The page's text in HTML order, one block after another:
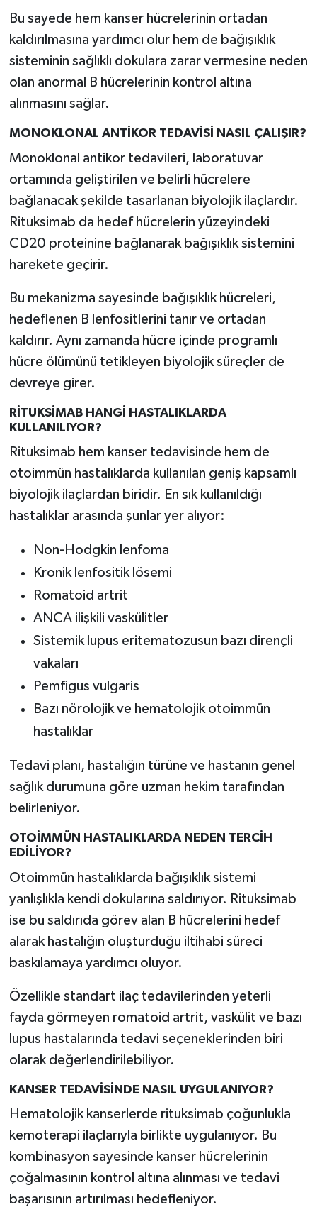
Bu sayede hem kanser hücrelerinin ortadan
kaldırılmasına yardımcı olur hem de bağışıklık
sisteminin sağlıklı dokulara zarar vermesine neden
olan anormal B hücrelerinin kontrol altına
alınmasını sağlar.
MONOKLONAL ANTİKOR TEDAVİSİ NASIL ÇALIŞIR?
Monoklonal antikor tedavileri, laboratuvar
ortamında geliştirilen ve belirli hücrelere
bağlanacak şekilde tasarlanan biyolojik ilaçlardır.
Rituksimab da hedef hücrelerin yüzeyindeki
CD20 proteinine bağlanarak bağışıklık sistemini
harekete geçirir.
Bu mekanizma sayesinde bağışıklık hücreleri,
hedeflenen B lenfositlerini tanır ve ortadan
kaldırır. Aynı zamanda hücre içinde programlı
hücre ölümünü tetikleyen biyolojik süreçler de
devreye girer.
RİTUKSİMAB HANGİ HASTALIKLARDA
KULLANILIYOR?
Rituksimab hem kanser tedavisinde hem de
otoimmün hastalıklarda kullanılan geniş kapsamlı
biyolojik ilaçlardan biridir. En sık kullanıldığı
hastalıklar arasında şunlar yer alıyor:
Non-Hodgkin lenfoma
Kronik lenfositik lösemi
Romatoid artrit
ANCA ilişkili vaskülitler
Sistemik lupus eritematozusun bazı dirençli
vakaları
Pemfigus vulgaris
Bazı nörolojik ve hematolojik otoimmün
hastalıklar
Tedavi planı, hastalığın türüne ve hastanın genel
sağlık durumuna göre uzman hekim tarafından
belirleniyor.
OTOİMMÜN HASTALIKLARDA NEDEN TERCİH
EDİLİYOR?
Otoimmün hastalıklarda bağışıklık sistemi
yanlışlıkla kendi dokularına saldırıyor. Rituksimab
ise bu saldırıda görev alan B hücrelerini hedef
alarak hastalığın oluşturduğu iltihabi süreci
baskılamaya yardımcı oluyor.
Özellikle standart ilaç tedavilerinden yeterli
fayda görmeyen romatoid artrit, vaskülit ve bazı
lupus hastalarında tedavi seçeneklerinden biri
olarak değerlendirilebiliyor.
KANSER TEDAVİSİNDE NASIL UYGULANIYOR?
Hematolojik kanserlerde rituksimab çoğunlukla
kemoterapi ilaçlarıyla birlikte uygulanıyor. Bu
kombinasyon sayesinde kanser hücrelerinin
çoğalmasının kontrol altına alınması ve tedavi
başarısının artırılması hedefleniyor.
Sağlık
Şaphane
Simav
Siyaset
Spor
Tavşanlı
Türkiye
Yaşam
Yemek Tarifleri